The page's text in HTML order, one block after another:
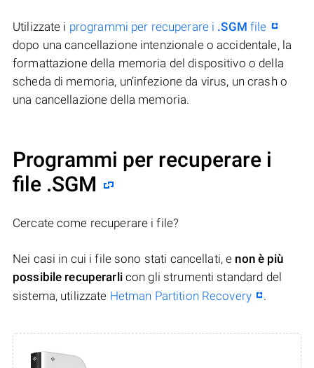
Utilizzate i programmi per recuperare i .SGM file
dopo una cancellazione intenzionale o accidentale, la
formattazione della memoria del dispositivo o della
scheda di memoria, un’infezione da virus, un crash o
una cancellazione della memoria.
Programmi per recuperare i
file .SGM
Cercate come recuperare i file?
Nei casi in cui i file sono stati cancellati, e non è più
possibile recuperarlicon gli strumenti standard del
sistema, utilizzate Hetman Partition Recovery .